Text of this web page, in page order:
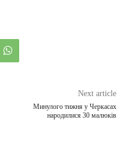
Next article
Минулого тижня у Черкасах
народилися 30 малюків